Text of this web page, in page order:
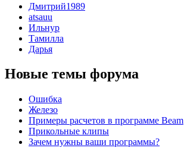
Дмитрий1989
atsauu
Ильнур
Тамилла
Дарья
Новые темы форума
Ошибка
Железо
Примеры расчетов в программе Beam
Прикольные клипы
Зачем нужны ваши программы?